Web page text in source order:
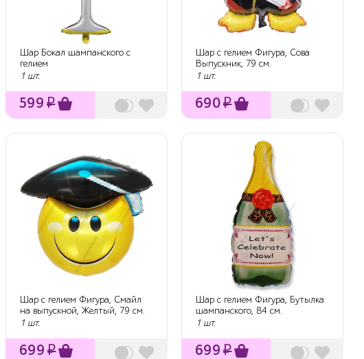
Шар Бокал шампанского с
гелием
1 шт.
599 ₽
Шар с гелием Фигура, Сова
Выпускник, 79 см.
1 шт.
690₽
Шар с гелием Фигура, Смайл
на выпускной, Желтый, 79 см.
1 шт.
699 ₽
Шар с гелием Фигура, Бутылка
шампанского, 84 см.
1 шт.
699 ₽